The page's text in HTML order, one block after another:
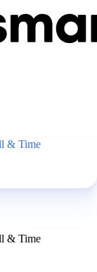
& Time
& Time